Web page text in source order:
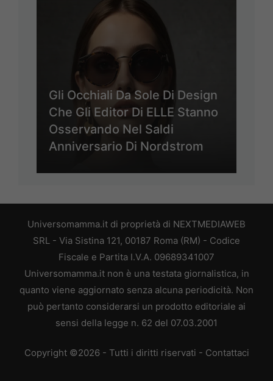
Gli Occhiali Da Sole Di Design
Che Gli Editor Di ELLE Stanno
Osservando Nel Saldi
Anniversario Di Nordstrom
Universomamma.it di proprietà di NEXTMEDIAWEB
SRL - Via Sistina 121, 00187 Roma (RM) - Codice
Fiscale e Partita I.V.A. 09689341007
Universomamma.it non è una testata giornalistica, in
quanto viene aggiornato senza alcuna periodicità. Non
può pertanto considerarsi un prodotto editoriale ai
sensi della legge n. 62 del 07.03.2001
Copyright ©2026 - Tutti i diritti riservati - Contattaci